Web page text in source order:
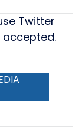
Twitter
accepted.